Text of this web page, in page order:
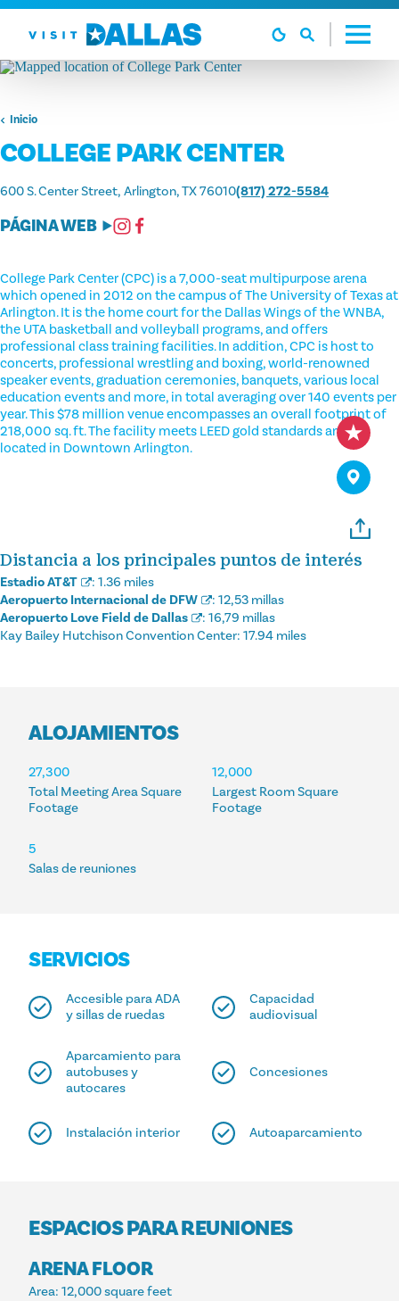
Ir al contenido
Inicio
COLLEGE PARK CENTER
600 S. Center Street Arlington, TX 76010(817) 272-5584
PÁGINA WEB
College Park Center (CPC) is a 7,000-seat multipurpose arena
which opened in 2012 on the campus of The University of Texas at
Arlington. It is the home court for the Dallas Wings of the WNBA,
the UTA basketball and volleyball programs, and offers
professional class training facilities. In addition, CPC is host to
concerts, professional wrestling and boxing, world-renowned
speaker events, graduation ceremonies, banquets, various local
education events and more, in total averaging over 140 events per
year. This $78 million venue encompasses an overall footprint of
218,000 sq. ft. The facility meets LEED gold standards and is
located in Downtown Arlington.
Distancia a los principales puntos de interés
Estadio AT&T : 1.36 miles
Aeropuerto Internacional de DFW
: 12,53 millas
Aeropuerto Love Field de Dallas
: 16,79 millas
Kay Bailey Hutchison Convention Center: 17.94 miles
ALOJAMIENTOS
ALOJAMIENTOS
Total Meeting Area Square
Footage
27,300
Largest Room Square
Footage
12,000
Salas de reuniones
5
SERVICIOS
Accesible para ADA
y sillas de ruedas
Capacidad
audiovisual
Aparcamiento para
autobuses y
autocares
Concesiones
Instalación interior Autoaparcamiento
ESPACIOS PARA REUNIONES
ARENA FLOOR
Area: 12,000 square feet